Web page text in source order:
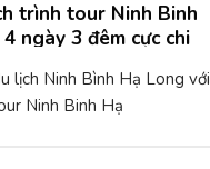
trình tour Ninh Binh
ngày 3 đêm cực chi
lịch Ninh Bình Hạ Long với
Ninh Binh Hạ